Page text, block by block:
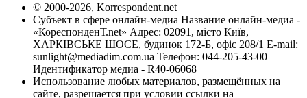
© 2000-2026, Korrespondent.net
Субъект в сфере онлайн-медиа Название онлайн-медиа -
«КореспонденТ.net» Адрес: 02091, місто Київ,
ХАРКІВСЬКЕ ШОСЕ, будинок 172-Б, офіс 208/1 E-mail:
sunlight@mediadim.com.ua Телефон: 044-205-43-00
Идентификатор медиа - R40-06068
Использование любых материалов, размещённых на
сайте, разрешается при условии ссылки на